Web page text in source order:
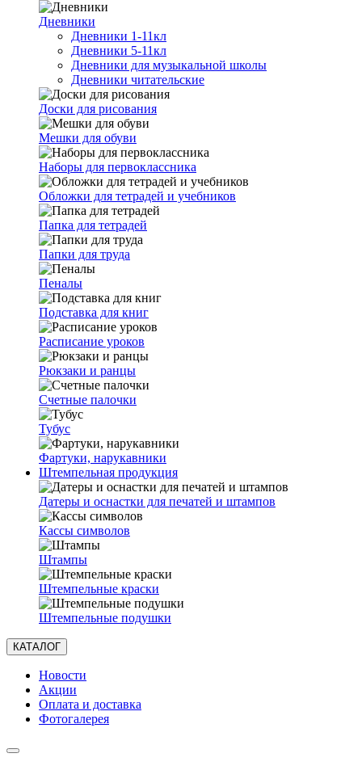
Дневники
Дневники 1-11кл
Дневники 5-11кл
Дневники для музыкальной школы
Дневники читательские
Доски для рисования
Мешки для обуви
Наборы для первоклассника
Обложки для тетрадей и учебников
Папка для тетрадей
Папки для труда
Пеналы
Подставка для книг
Расписание уроков
Рюкзаки и ранцы
Счетные палочки
Тубус
Фартуки, нарукавники
Штемпельная продукция
Датеры и оснастки для печатей и штампов
Кассы символов
Штампы
Штемпельные краски
Штемпельные подушки
КАТАЛОГ
Новости
Акции
Оплата и доставка
Фотогалерея